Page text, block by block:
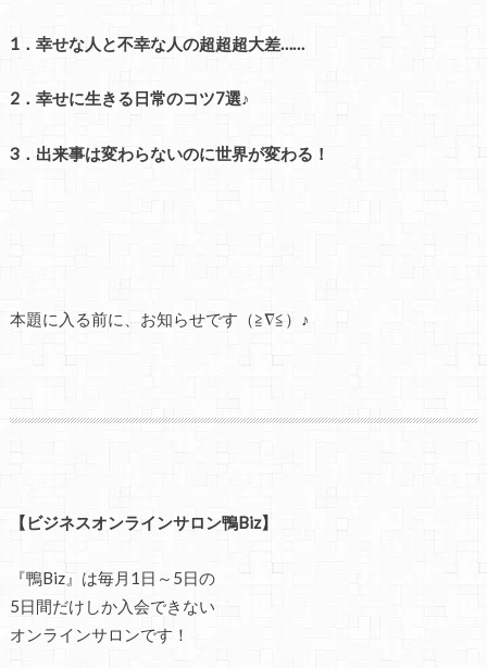
1．幸せな人と不幸な人の超超超大差……
2．幸せに生きる日常のコツ7選♪
3．出来事は変わらないのに世界が変わる！
本題に入る前に、お知らせです（≧∇≦）♪
【ビジネスオンラインサロン鴨Biz】
『鴨Biz』は毎月1日～5日の
5日間だけしか入会できない
オンラインサロンです！